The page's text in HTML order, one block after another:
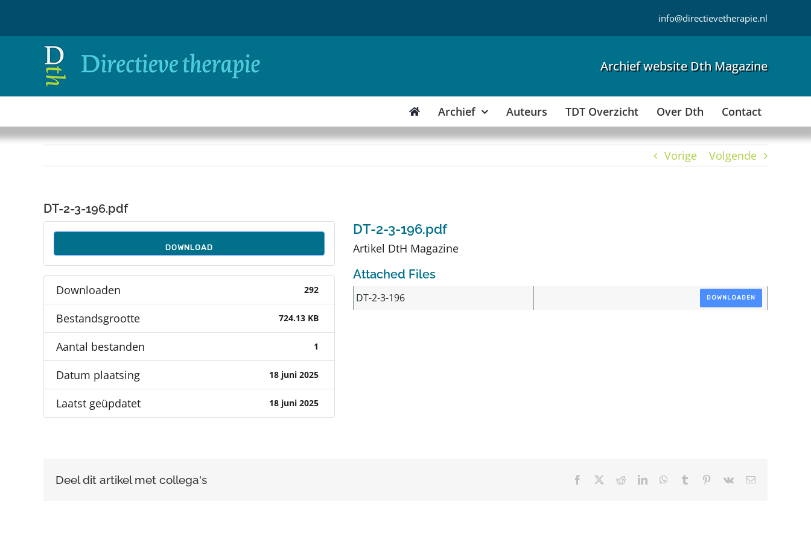
inhoud
info@directievetherapie.nl
Archief website Dth Magazine
Archief Auteurs TDT Overzicht Over Dth Contact
Vorige Volgende
DT-2-3-196.pdf
DOWNLOAD
Downloaden 292
Bestandsgrootte 724.13 KB
Aantal bestanden 1
Datum plaatsing 18 juni 2025
Laatst geüpdatet 18 juni 2025
DT-2-3-196.pdf
Artikel DtH Magazine
Attached Files
DT-2-3-196 DOWNLOADEN
Deel dit artikel met collega's Facebook RedditLinkedInWhatsApp
Tumblr Pinterest
Vk
E-